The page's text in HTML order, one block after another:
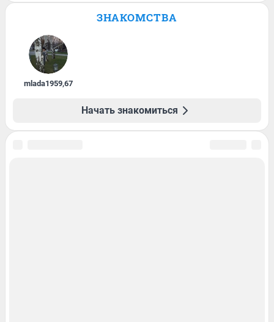
ЗНАКОМСТВА
mlada1959,67
Начать знакомиться